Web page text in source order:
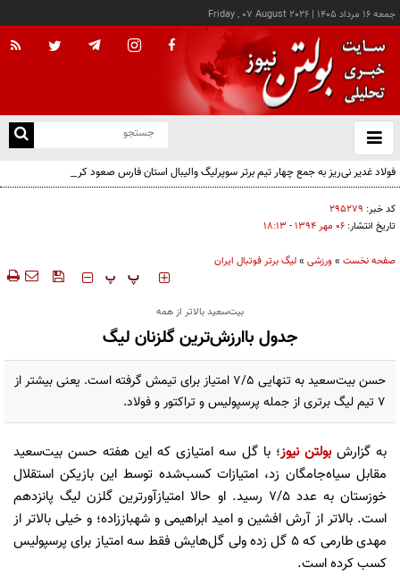
جمعه ۱۶ مرداد ۱۴۰۵ |
Friday , 07 August 2026
باز
و
فولاد غدیر نی‌ریز به جمع چهار تیم برتر سوپرلیگ والیبال استان فارس صعود کرد
کد خبر: ۲۹۵۲۷۹
تاریخ انتشار: ۰۶ مهر ۱۳۹۴ - ۱۸:۱۳
صفحه نخست »ورزشی »لیگ برتر فوتبال ایران
‍‍‍ پ پ
بیت‌سعید بالاتر از همه
جدول باارزش‌ترین گلزنان لیگ
حسن بیت‌سعید به تنهایی 7/5 امتیاز برای تیمش گرفته است. یعنی بیشتر از
7 تیم لیگ برتری از جمله پرسپولیس و تراکتور و فولاد.
به گزارشبولتن نیوز؛ با گل سه امتیازی که این هفته حسن بیت‌سعید
مقابل سیاه‌جامگان زد، امتیازات کسب‌شده توسط این بازیکن استقلال
خوزستان به عدد 7/5 رسید. او حالا امتیازآورترین گلزن لیگ پانزدهم
است. بالاتر از آرش افشین و امید ابراهیمی و شهباززاده؛ و خیلی بالاتر از
مهدی طارمی که 5 گل زده ولی گل‌هایش فقط سه امتیاز برای پرسپولیس
کسب کرده است.